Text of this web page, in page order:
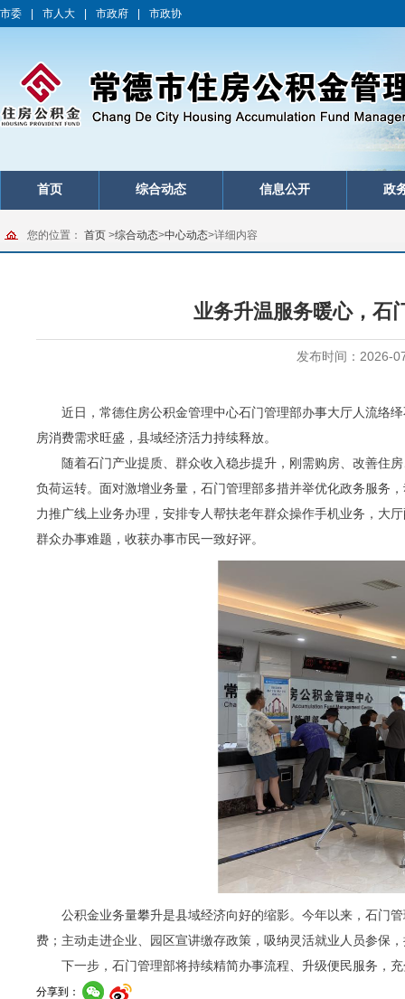
市委 市人大 市政府 市政协
首页 综合动态 信息公开 政
您的位置： 首页 >综合动态>中心动态>详细内容
业务升温服务暖心，石
发布时间：2026-
近日，常德住房公积金管理中心石门管理部办事大厅人流络
房消费需求旺盛，县域经济活力持续释放。
随着石门产业提质、群众收入稳步提升，刚需购房、改善住
负荷运转。面对激增业务量，石门管理部多措并举优化政务服务
力推广线上业务办理，安排专人帮扶老年群众操作手机业务，大
群众办事难题，收获办事市民一致好评。
公积金业务量攀升是县域经济向好的缩影。今年以来，石门
费；主动走进企业、园区宣讲缴存政策，吸纳灵活就业人员参保
下一步，石门管理部将持续精简办事流程、升级便民服务，
分享到：